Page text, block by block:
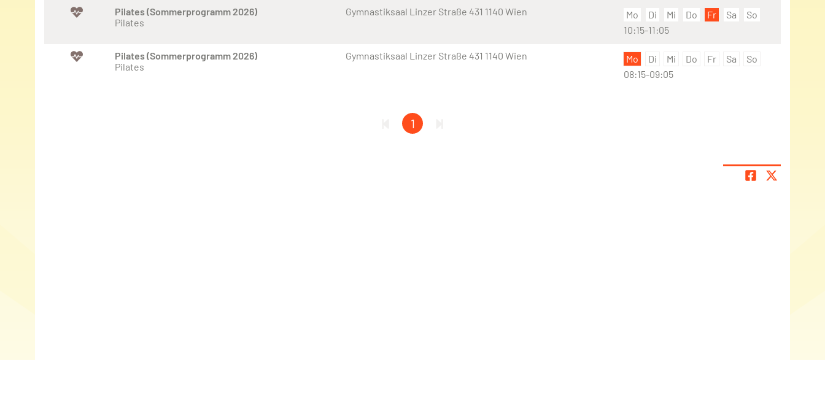
Pilates (Sommerprogramm 2026)
Pilates
Gymnastiksaal Linzer Straße 431 1140 Wien Mo Di Mi Do Fr Sa
So
10:15-11:05
Pilates (Sommerprogramm 2026)
Pilates
Gymnastiksaal Linzer Straße 431 1140 Wien Mo Di Mi Do Fr Sa
So
08:15-09:05
1